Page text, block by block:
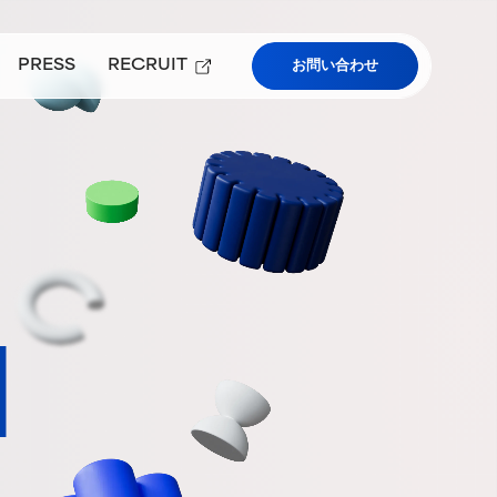
PRESS
RECRUIT
お問い合わせ